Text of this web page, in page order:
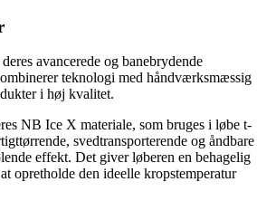
avancerede og banebrydende
teknologi med håndværksmæssig
i høj kvalitet.
NB Ice X materiale, som bruges i løbe t-
svedtransporterende og åndbare
effekt. Det giver løberen en behagelig
opretholde den ideelle kropstemperatur